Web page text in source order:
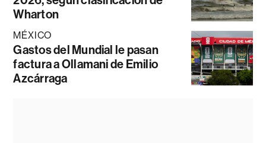
Wharton
MÉXICO
Gastos del Mundial le pasan
factura a Ollamani de Emilio
Azcárraga